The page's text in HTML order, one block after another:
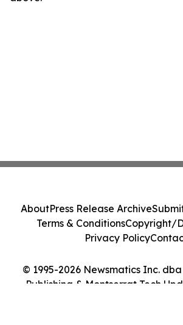
© 1995-2026 Newsmatics Inc.
Publishing & Montserrat Tech
AboutPress Release Archive
Terms & ConditionsCopyright/
Privacy Policy